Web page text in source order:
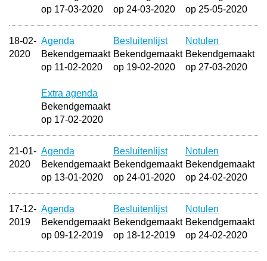
op 17-03-2020
op 24-03-2020
op 25-05-2020
18-02-
2020
Agenda
Bekendgemaakt
op 11-02-2020
Extra agenda
Bekendgemaakt
op 17-02-2020
Besluitenlijst
Bekendgemaakt
op 19-02-2020
Notulen
Bekendgemaakt
op 27-03-2020
21-01-
2020
Agenda
Bekendgemaakt
op 13-01-2020
Besluitenlijst
Bekendgemaakt
op 24-01-2020
Notulen
Bekendgemaakt
op 24-02-2020
17-12-
2019
Agenda
Bekendgemaakt
op 09-12-2019
Besluitenlijst
Bekendgemaakt
op 18-12-2019
Notulen
Bekendgemaakt
op 24-02-2020